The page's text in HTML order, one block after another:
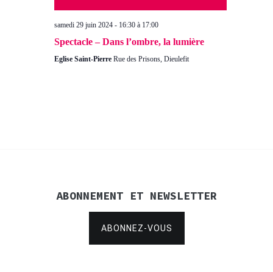
samedi 29 juin 2024 - 16:30à 17:00
Spectacle – Dans l’ombre, la lumière
Eglise Saint-Pierre Rue des Prisons, Dieulefit
ABONNEMENT ET NEWSLETTER
ABONNEZ-VOUS